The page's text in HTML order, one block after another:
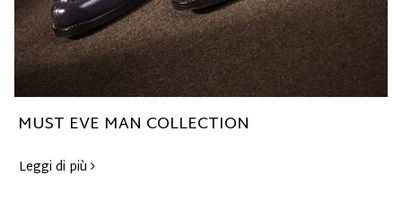
MUST EVE MAN COLLECTION
Leggi di più